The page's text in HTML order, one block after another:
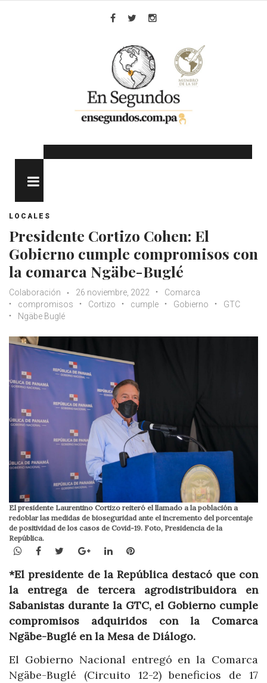
LOCALES
Presidente Cortizo Cohen: El
Gobierno cumple compromisos con
la comarca Ngäbe-Buglé
Colaboración 26 noviembre, 2022
Comarca
compromisos
Cortizo cumple Gobierno
GTC
Ngäbe Buglé
El presidente Laurentino Cortizo reiteró el llamado a la población a
redoblar las medidas de bioseguridad ante el incremento del porcentaje
de positividad de los casos de Covid-19. Foto, Presidencia de la
República.
WhatsApp
Facebook
TwitterGoogle+LinkedInPinterest
*El presidente de la República destacó que con
la entrega de tercera agrodistribuidora en
Sabanistas durante la GTC, el Gobierno cumple
compromisos adquiridos con la Comarca
Ngäbe-Buglé en la Mesa de Diálogo.
El Gobierno Nacional entregó en la Comarca
Ngäbe-Buglé (Circuito 12-2) beneficios de 17